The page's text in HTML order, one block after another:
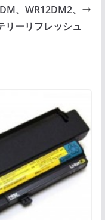
、WR12DM2、
リーリフレッシュ